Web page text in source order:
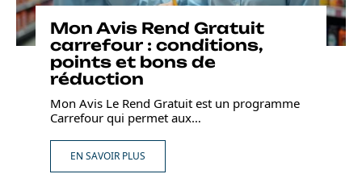
Mon Avis Rend Gratuit
carrefour : conditions,
points et bons de
réduction
Mon Avis Le Rend Gratuit est un programme
Carrefour qui permet aux…
EN SAVOIR PLUS